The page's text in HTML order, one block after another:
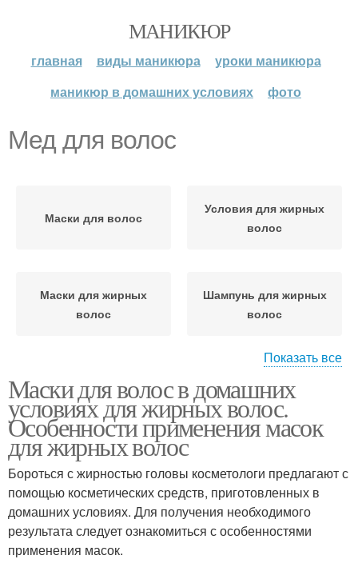
МАНИКЮР
главная виды маникюра
уроки маникюра
маникюр в домашних условиях
фото
Мед для волос
Маски для волос
Условия для жирных
волос
Маски для жирных
волос
Шампунь для жирных
волос
волос
Волос с глиной
Маска с медом Волос из голубой
Показать все
Маски для волос в домашних
условиях для жирных волос.
Особенности применения масок
для жирных волос
Бороться с жирностью головы косметологи предлагают с
помощью косметических средств, приготовленных в
домашних условиях. Для получения необходимого
результата следует ознакомиться с особенностями
применения масок.